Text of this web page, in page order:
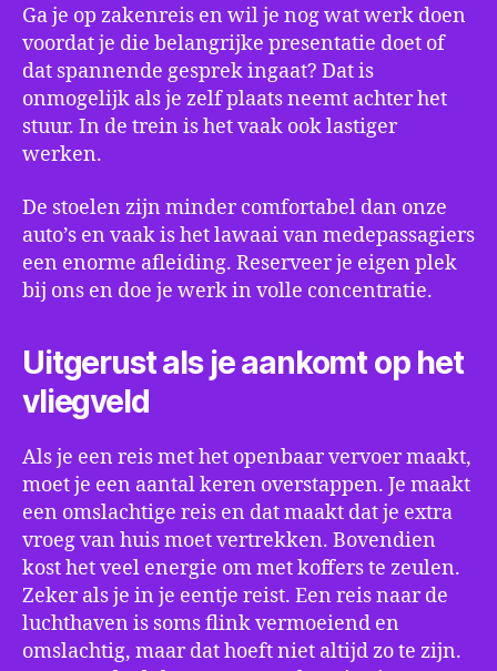
Ga je op zakenreis en wil je nog wat werk doen
voordat je die belangrijke presentatie doet of
dat spannende gesprek ingaat? Dat is
onmogelijk als je zelf plaats neemt achter het
stuur. In de trein is het vaak ook lastiger
werken.
De stoelen zijn minder comfortabel dan onze
auto’s en vaak is het lawaai van medepassagiers
een enorme afleiding. Reserveer je eigen plek
bij ons en doe je werk in volle concentratie.
Uitgerust als je aankomt op het
vliegveld
Als je een reis met het openbaar vervoer maakt,
moet je een aantal keren overstappen. Je maakt
een omslachtige reis en dat maakt dat je extra
vroeg van huis moet vertrekken. Bovendien
kost het veel energie om met koffers te zeulen.
Zeker als je in je eentje reist. Een reis naar de
luchthaven is soms flink vermoeiend en
omslachtig, maar dat hoeft niet altijd zo te zijn.